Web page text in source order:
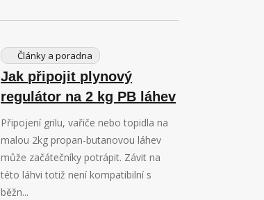
Články a poradna
Jak připojit plynový
regulátor na 2 kg PB láhev
Připojení grilu, vařiče nebo topidla na
malou 2kg propan-butanovou láhev
může začátečníky potrápit. Závit na
této láhvi totiž není kompatibilní s
běžn...